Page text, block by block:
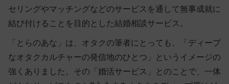
セリングやマッチングなどのサービスを通して無事成就に
結び付けることを目的とした結婚相談サービス。
「とらのあな」は、オタクの筆者にとっても、「ディープ
なオタクカルチャーの発信地のひとつ」というイメージの
強くありました。その「婚活サービス」とのことで、一体